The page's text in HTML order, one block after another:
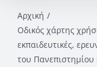
Αρχική
Οδικός χάρτης
εκπαιδευτικές,
του